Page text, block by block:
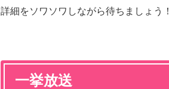
詳細をソワソワしながら待ちましょう！
一挙放送